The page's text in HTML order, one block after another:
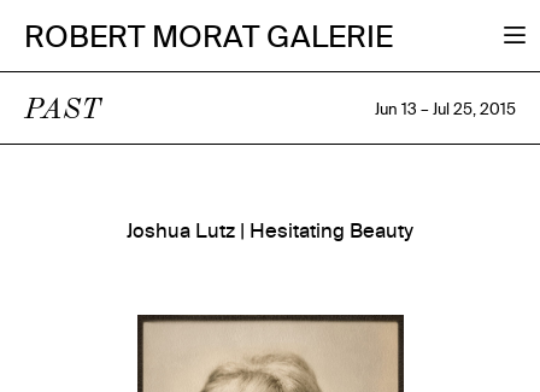
ROBERT MORAT GALERIE
PAST Jun 13 – Jul 25, 2015
Joshua Lutz | Hesitating Beauty